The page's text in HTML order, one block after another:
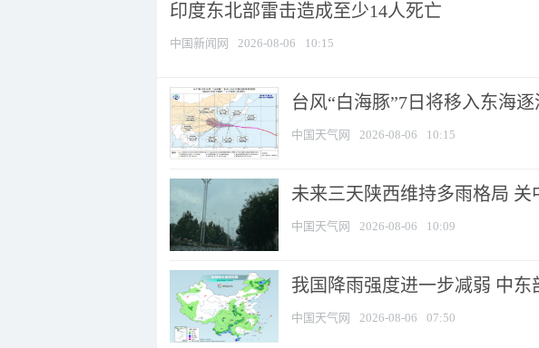
印度东北部雷击造成至少14人死亡
中国新闻网 2026-08-06 10:15
台风“白海豚”7日将移入东海
中国天气网 2026-08-06 10:15
未来三天陕西维持多雨格局
中国天气网 2026-08-06 10:09
我国降雨强度进一步减弱 中
中国天气网 2026-08-06 07:50